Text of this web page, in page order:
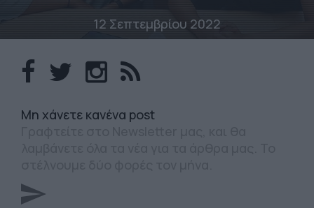
12 Σεπτεμβρίου 2022
Mη χάνετε κανένα post